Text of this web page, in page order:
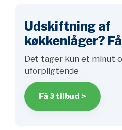
Udskiftning af
køkkenlåger?
Det tager kun et minut
uforpligtende
Få 3 tilbud >